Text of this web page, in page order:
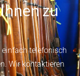
zu
telefonisch
Wir kontaktieren